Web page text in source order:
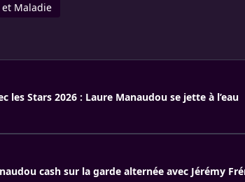
et Maladie
les Stars 2026 : Laure Manaudou se jette à l’eau
cash sur la garde alternée avec Jérémy